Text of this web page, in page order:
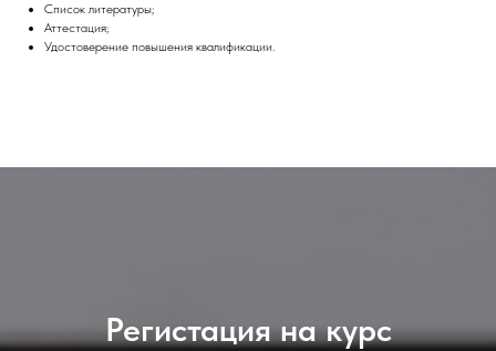
Список литературы;
Аттестация;
Удостоверение повышения квалификации.
Регистация на курс